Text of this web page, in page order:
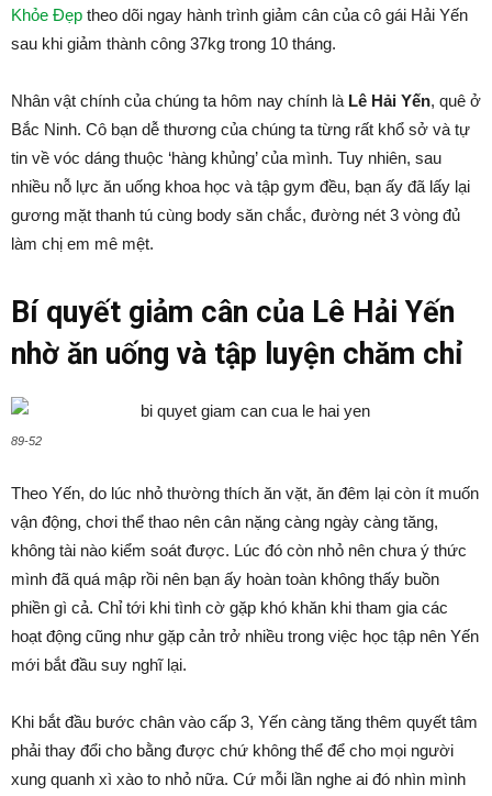
Khỏe Đẹp theo dõi ngay hành trình giảm cân của cô gái Hải Yến
sau khi giảm thành công 37kg trong 10 tháng.
Nhân vật chính của chúng ta hôm nay chính là Lê Hải Yến, quê ở
Bắc Ninh. Cô bạn dễ thương của chúng ta từng rất khổ sở và tự
tin về vóc dáng thuộc ‘hàng khủng’ của mình. Tuy nhiên, sau
nhiều nỗ lực ăn uống khoa học và tập gym đều, bạn ấy đã lấy lại
gương mặt thanh tú cùng body săn chắc, đường nét 3 vòng đủ
làm chị em mê mệt.
Bí quyết giảm cân của Lê Hải Yến
nhờ ăn uống và tập luyện chăm chỉ
89-52
Theo Yến, do lúc nhỏ thường thích ăn vặt, ăn đêm lại còn ít muốn
vận động, chơi thể thao nên cân nặng càng ngày càng tăng,
không tài nào kiểm soát được. Lúc đó còn nhỏ nên chưa ý thức
mình đã quá mập rồi nên bạn ấy hoàn toàn không thấy buồn
phiền gì cả. Chỉ tới khi tình cờ gặp khó khăn khi tham gia các
hoạt động cũng như gặp cản trở nhiều trong việc học tập nên Yến
mới bắt đầu suy nghĩ lại.
Khi bắt đầu bước chân vào cấp 3, Yến càng tăng thêm quyết tâm
phải thay đổi cho bằng được chứ không thể để cho mọi người
xung quanh xì xào to nhỏ nữa. Cứ mỗi lần nghe ai đó nhìn mình